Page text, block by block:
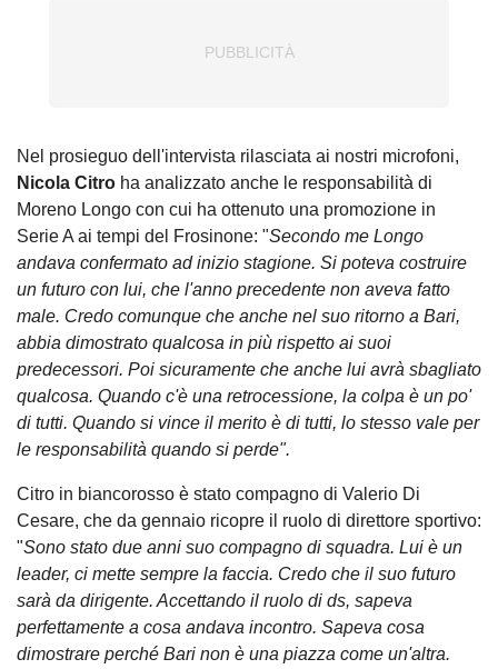
Nel prosieguo dell'intervista rilasciata ai nostri microfoni,
Nicola Citro ha analizzato anche le responsabilità di
Moreno Longo con cui ha ottenuto una promozione in
Serie A ai tempi del Frosinone: "Secondo me Longo
andava confermato ad inizio stagione. Si poteva costruire
un futuro con lui, che l'anno precedente non aveva fatto
male. Credo comunque che anche nel suo ritorno a Bari,
abbia dimostrato qualcosa in più rispetto ai suoi
predecessori. Poi sicuramente che anche lui avrà sbagliato
qualcosa. Quando c'è una retrocessione, la colpa è un po'
di tutti. Quando si vince il merito è di tutti, lo stesso vale per
le responsabilità quando si perde".
Citro in biancorosso è stato compagno di Valerio Di
Cesare, che da gennaio ricopre il ruolo di direttore sportivo:
"Sono stato due anni suo compagno di squadra. Lui è un
leader, ci mette sempre la faccia. Credo che il suo futuro
sarà da dirigente. Accettando il ruolo di ds, sapeva
perfettamente a cosa andava incontro. Sapeva cosa
dimostrare perché Bari non è una piazza come un'altra.